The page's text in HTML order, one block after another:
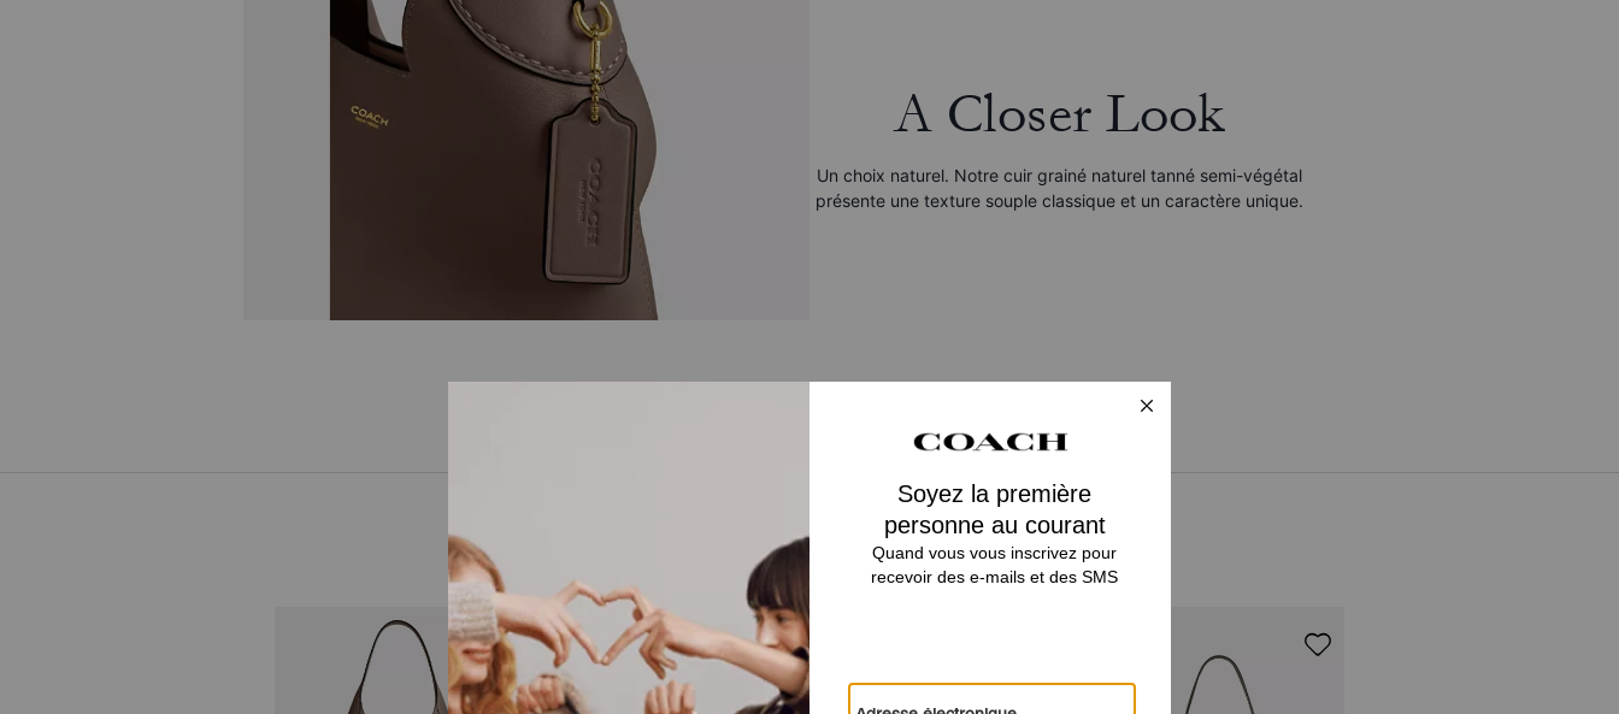
A Closer Look
Un choix naturel. Notre cuir grainé naturel tanné semi-végétal
présente une texture souple classique et un caractère unique.
Vous Aimerez Aussi